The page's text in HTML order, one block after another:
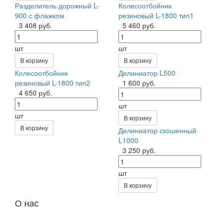
Разделитель дорожный L-
900 с флажком
3 408 руб.
шт
В корзину
Колесоотбойник
резиновый L-1800 тип1
5 460 руб.
шт
В корзину
Колесоотбойник
резиновый L-1800 тип2
4 650 руб.
шт
В корзину
Делиниатор L500
1 600 руб.
шт
В корзину
Делиниатор скошенный
L1000
3 250 руб.
шт
В корзину
О нас